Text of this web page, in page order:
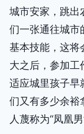
城市安家，跳出
们一张通往城市
基本技能，这将
大之后，参加工
适应城里孩子早
们又有多少余裕
人蔑称为“凤凰